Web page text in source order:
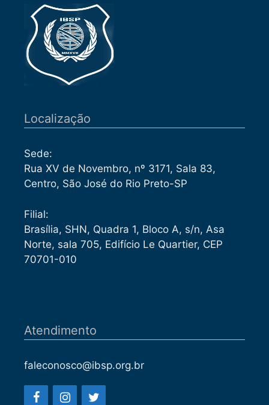
Localização
Sede:
Rua XV de Novembro, nº 3171, Sala 83,
Centro, São José do Rio Preto-SP
Filial:
Brasília, SHN, Quadra 1, Bloco A, s/n, Asa
Norte, sala 705, Edifício Le Quartier, CEP
70701-010
Atendimento
faleconosco@ibsp.org.br